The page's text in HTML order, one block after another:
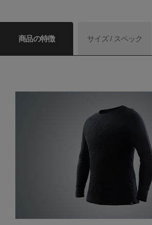
商品の特徴 サイズ / スペック